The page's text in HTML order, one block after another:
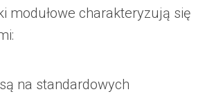
modułowe charakteryzują się
na standardowych